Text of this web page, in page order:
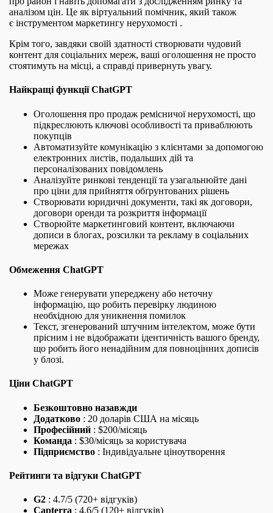
аналізом цін. Це як віртуальний помічник, який також
є інструментом маркетингу нерухомості .
Крім того, завдяки своїй здатності створювати чудовий
контент для соціальних мереж, ваші оголошення не просто
стоятимуть на місці, а справді привернуть увагу.
Найкращі функції ChatGPT
Оголошення про продаж ремісничої нерухомості, що
підкреслюють ключові особливості та приваблюють
покупців
Автоматизуйте комунікацію з клієнтами за допомогою
електронних листів, подальших дій та
персоналізованих повідомлень
Аналізуйте ринкові тенденції та узагальнюйте дані
про ціни для прийняття обґрунтованих рішень
Створювати юридичні документи, такі як договори,
договори оренди та розкриття інформації
Створюйте маркетинговий контент, включаючи
дописи в блогах, розсилки та рекламу в соціальних
мережах
Обмеження ChatGPT
Може генерувати упереджену або неточну
інформацію, що робить перевірку людиною
необхідною для уникнення помилок
Текст, згенерований штучним інтелектом, може бути
прісним і не відображати ідентичність вашого бренду,
що робить його ненадійним для повноцінних дописів
у блозі.
Ціни ChatGPT
Безкоштовно назавжди
Додатково : 20 доларів США на місяць
Професійний : $200/місяць
Команда : $30/місяць за користувача
Підприємство : Індивідуальне ціноутворення
Рейтинги та відгуки ChatGPT
G2 : 4.7/5 (720+ відгуків)
Capterra : 4,6/5 (120+ відгуків)